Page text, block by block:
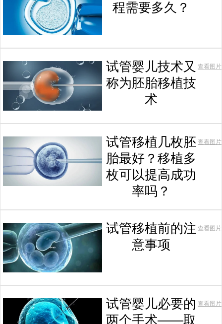
程需要多久？
试管婴儿技术又
称为胚胎移植技
术
查看图片
试管移植几枚胚
胎最好？移植多
枚可以提高成功
率吗？
查看图片
试管移植前的注
意事项
查看图片
试管婴儿必要的
两个手术——取
查看图片